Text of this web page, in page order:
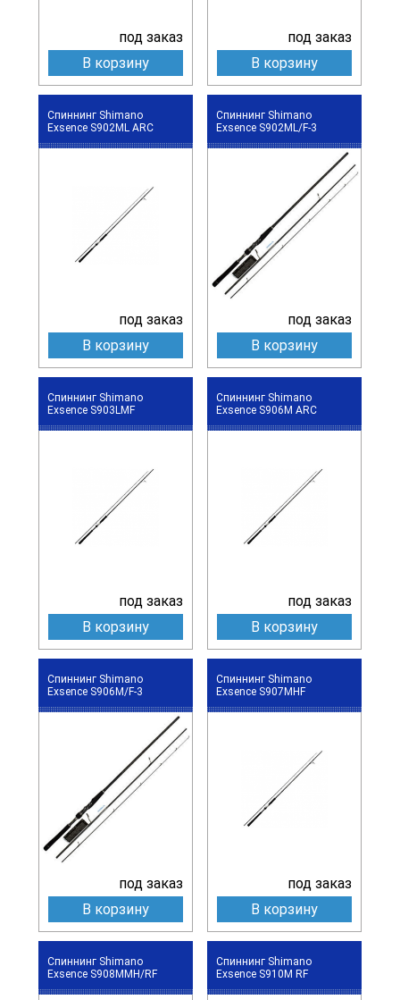
под заказ
В корзину
под заказ
В корзину
Спиннинг Shimano
Exsence S902ML ARC
под заказ
В корзину
Спиннинг Shimano
Exsence S902ML/F-3
под заказ
В корзину
Спиннинг Shimano
Exsence S903LMF
под заказ
В корзину
Спиннинг Shimano
Exsence S906M ARC
под заказ
В корзину
Спиннинг Shimano
Exsence S906M/F-3
под заказ
В корзину
Спиннинг Shimano
Exsence S907MHF
под заказ
В корзину
Спиннинг Shimano
Exsence S908MMH/RF
Спиннинг Shimano
Exsence S910M RF